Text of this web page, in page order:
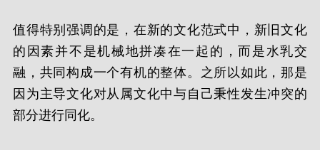
值得特别强调的是，在新的文化范式中，新旧文化
的因素并不是机械地拼凑在一起的，而是水乳交
融，共同构成一个有机的整体。之所以如此，那是
因为主导文化对从属文化中与自己秉性发生冲突的
部分进行同化。